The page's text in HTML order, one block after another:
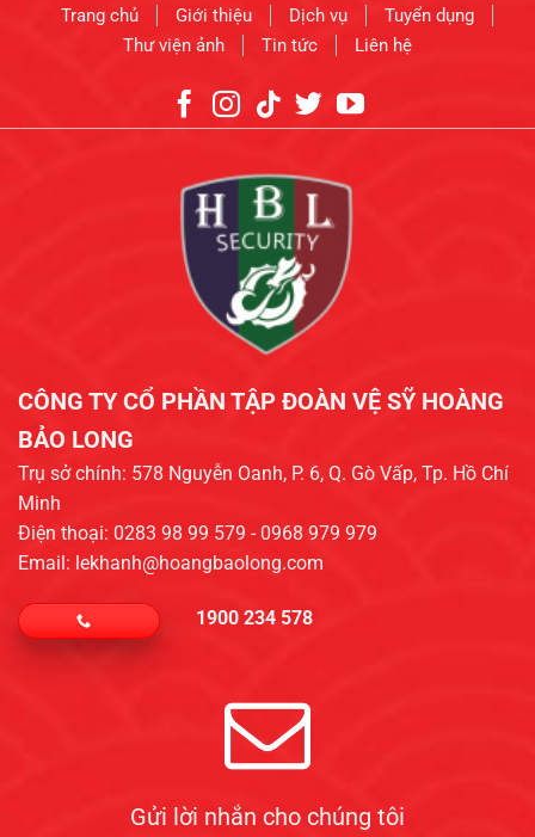
Trang chủ Giới thiệu Dịch vụ
Tuyển dụng
Thư viện ảnh
Tin tức Liên hệ
CÔNG TY CỔ PHẦN TẬP ĐOÀN VỆ SỸ HOÀNG
BẢO LONG​
Trụ sở chính: 578 Nguyễn Oanh, P. 6, Q. Gò Vấp, Tp. Hồ Chí
Minh
Điện thoại: 0283 98 99 579 - 0968 979 979
Email: lekhanh@hoangbaolong.com
1900 234 578
Gửi lời nhắn cho chúng tôi